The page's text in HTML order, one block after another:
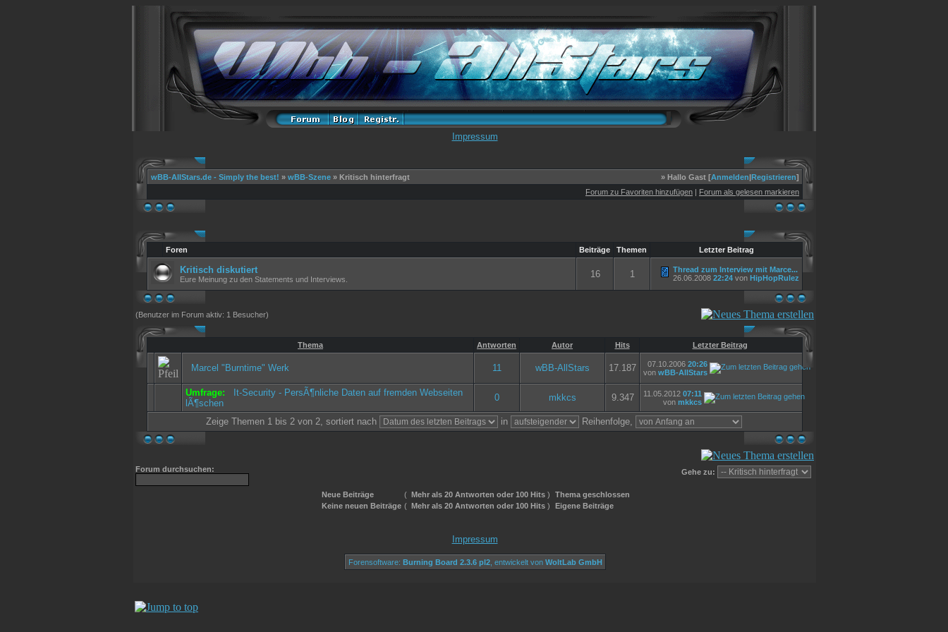
Impressum
wBB-AllStars.de - Simply the best! » wBB-Szene » Kritisch hinterfragt » Hallo Gast [Anmelden|Registrieren]
Forum zu Favoriten hinzufügen | Forum als gelesen markieren
Foren Beiträge Themen Letzter Beitrag
Kritisch diskutiert
Eure Meinung zu den Statements und Interviews. 16 1
Thread zum Interview mit Marce...
26.06.2008 22:24 von HipHopRulez
(Benutzer im Forum aktiv: 1 Besucher)
Thema Antworten Autor Hits Letzter Beitrag
Marcel "Burntime" Werk 11 wBB-AllStars 17.187 07.10.2006 20:26
von wBB-AllStars
Umfrage:
It-Security - PersÃ¶nliche Daten auf fremden Webseiten
lÃ¶schen
0 mkkcs 9.347 11.05.2012 07:11
von mkkcs
Zeige Themen 1 bis 2 von 2, sortiert nach in Reihenfolge,
Forum durchsuchen: Gehe zu:
Neue Beiträge ( Mehr als 20 Antworten oder 100 Hits )
Thema geschlossen
Keine neuen Beiträge ( Mehr als 20 Antworten oder 100 Hits ) Eigene Beiträge
Impressum
Forensoftware: Burning Board 2.3.6 pl2, entwickelt von WoltLab GmbH